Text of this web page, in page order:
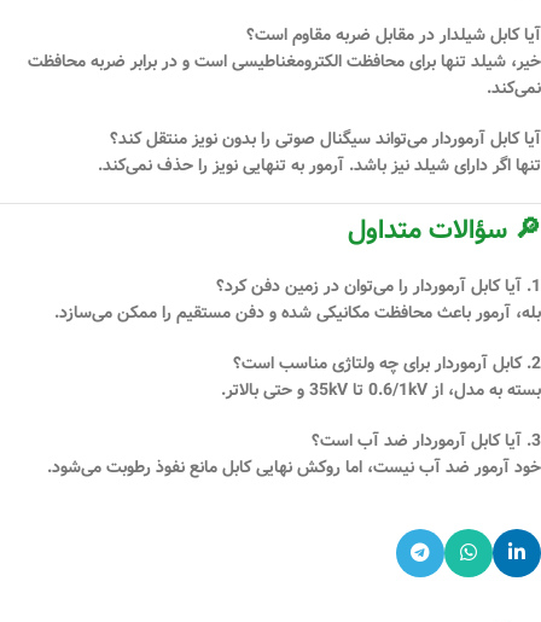
آیا کابل شیلدار در مقابل ضربه مقاوم است؟
خیر، شیلد تنها برای محافظت الکترومغناطیسی است و در برابر ضربه محافظت
نمی‌کند.
آیا کابل آرموردار می‌تواند سیگنال صوتی را بدون نویز منتقل کند؟
تنها اگر دارای شیلد نیز باشد. آرمور به تنهایی نویز را حذف نمی‌کند.
🔎 سؤالات متداول
1. آیا کابل آرموردار را می‌توان در زمین دفن کرد؟
بله، آرمور باعث محافظت مکانیکی شده و دفن مستقیم را ممکن می‌سازد.
2. کابل آرموردار برای چه ولتاژی مناسب است؟
بسته به مدل، از 0.6/1kV تا 35kV و حتی بالاتر.
3. آیا کابل آرموردار ضد آب است؟
خود آرمور ضد آب نیست، اما روکش نهایی کابل مانع نفوذ رطوبت می‌شود.